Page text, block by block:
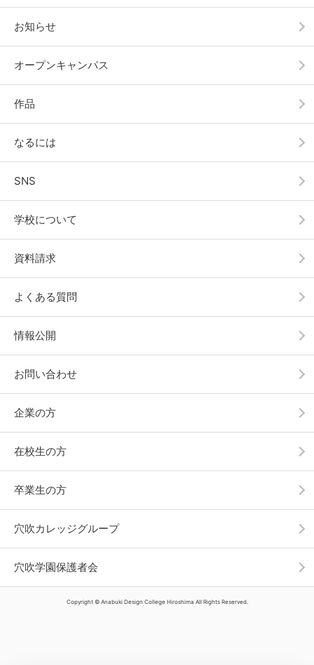
お知らせ
オープンキャンパス
作品
なるには
SNS
学校について
資料請求
よくある質問
情報公開
お問い合わせ
企業の方
在校生の方
卒業生の方
穴吹カレッジグループ
穴吹学園保護者会
Copyright © Anabuki Design College Hiroshima All Rights Reserved.